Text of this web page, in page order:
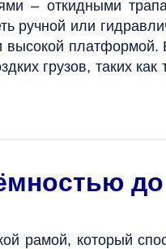
– откидными
ручной или
высокой
грузов, таких
до
рамой, который